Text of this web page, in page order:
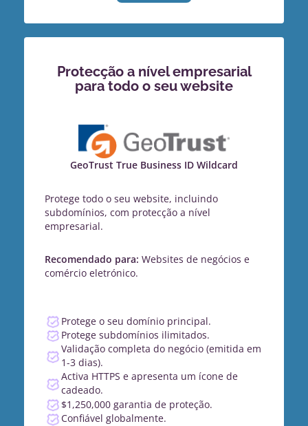
Protecção a nível empresarial
para todo o seu website
GeoTrust True Business ID Wildcard
Protege todo o seu website, incluindo
subdomínios, com protecção a nível
empresarial.
Recomendado para: Websites de negócios e
comércio eletrónico.
Protege o seu domínio principal.
Protege subdomínios ilimitados.
Validação completa do negócio (emitida em
1-3 dias).
Activa HTTPS e apresenta um ícone de
cadeado.
$1,250,000 garantia de proteção.
Confiável globalmente.